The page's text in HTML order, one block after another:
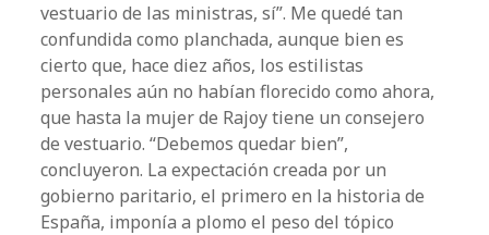
vestuario de las ministras, sí”. Me quedé tan
confundida como planchada, aunque bien es
cierto que, hace diez años, los estilistas
personales aún no habían florecido como ahora,
que hasta la mujer de Rajoy tiene un consejero
de vestuario. “Debemos quedar bien”,
concluyeron. La expectación creada por un
gobierno paritario, el primero en la historia de
España, imponía a plomo el peso del tópico